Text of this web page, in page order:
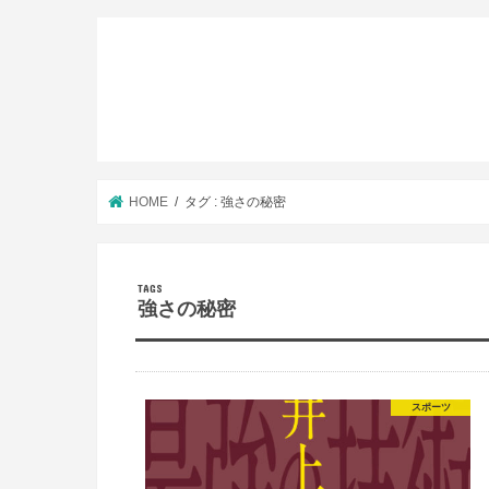
HOME タグ : 強さの秘密
強さの秘密
スポーツ